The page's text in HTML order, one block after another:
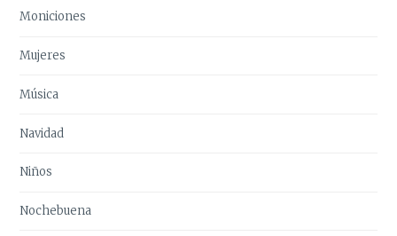
Moniciones
Mujeres
Música
Navidad
Niños
Nochebuena